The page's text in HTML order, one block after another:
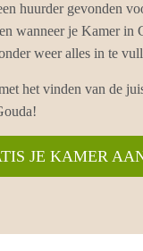
huurder gevonden
wanneer je Kamer in
weer alles in te
het vinden van de
JE KAMER